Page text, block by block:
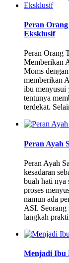
Peran
Eksklusif
Peran Orang
Memberikan
Moms
memberikan
ibu menyusui
tentunya
terdekat.
Peran Ayah
Peran Ayah
kesadaran
buah hati nya
proses
namun ada
ASI. Seorang
langkah
Menjadi Ibu